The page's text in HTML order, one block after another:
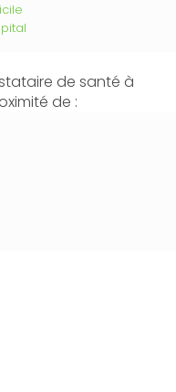
de santé à
de :